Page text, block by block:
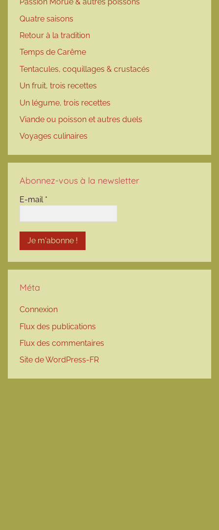
Passion Morue & autres poissons
Quatre saisons
Retour à la tradition
Temps de Carême
Tentacules, coquillages & crustacés
Un fruit, trois recettes
Un légume, trois recettes
Viande ou poisson et autres duels
Voyages culinaires
Abonnez-vous à la newsletter
E-mail *
Méta
Connexion
Flux des publications
Flux des commentaires
Site de WordPress-FR